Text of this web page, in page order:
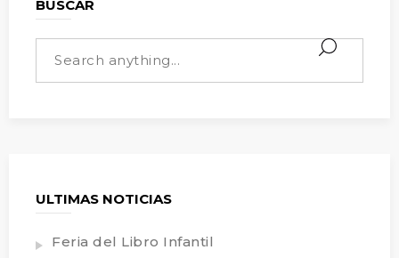
BUSCAR
ULTIMAS NOTICIAS
Feria del Libro Infantil